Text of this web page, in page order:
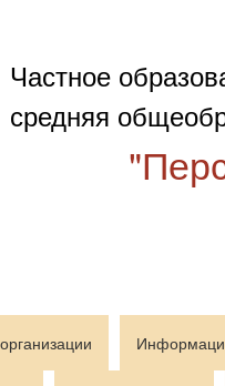
Частное
средняя